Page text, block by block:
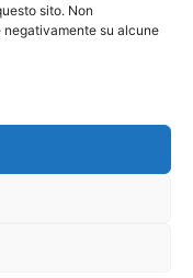
sito. Non
su alcune